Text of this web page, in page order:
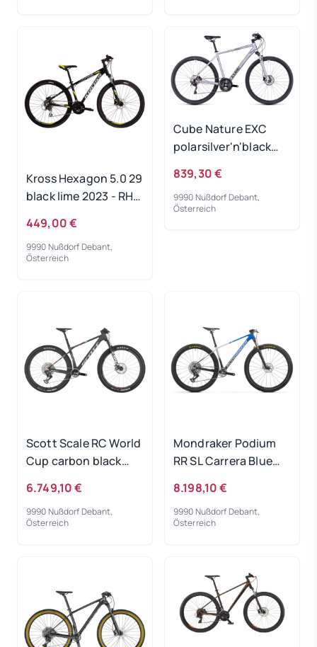
Kross Hexagon 5.0 29
black lime 2023 - RH-
449,00 €
9990 Nußdorf Debant,
Österreich
Cube Nature EXC
polarsilver'n'black
839,30 €
9990 Nußdorf Debant,
Österreich
Scott Scale RC World
Cup carbon black
6.749,10 €
9990 Nußdorf Debant,
Österreich
Mondraker Podium
RR SL Carrera Blue
8.198,10 €
9990 Nußdorf Debant,
Österreich